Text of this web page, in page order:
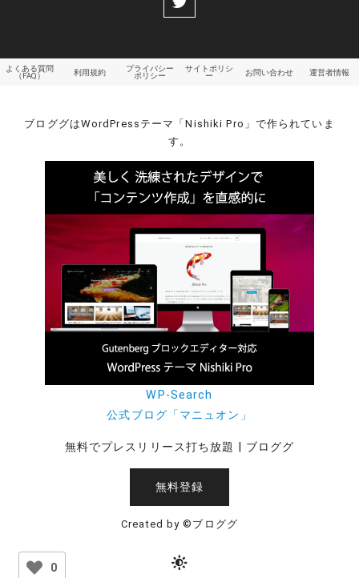
0
よくある質問
（FAQ）
利用規約
プライバシー
ポリシー
サイトポリシ
ー
お問い合わせ 運営者情報
ブロググはWordPressテーマ「Nishiki Pro」で作られていま
す。
WP-Search
公式ブログ「マニュオン」
無料でプレスリリース打ち放題 | ブロググ
無料登録
Created by ©ブロググ